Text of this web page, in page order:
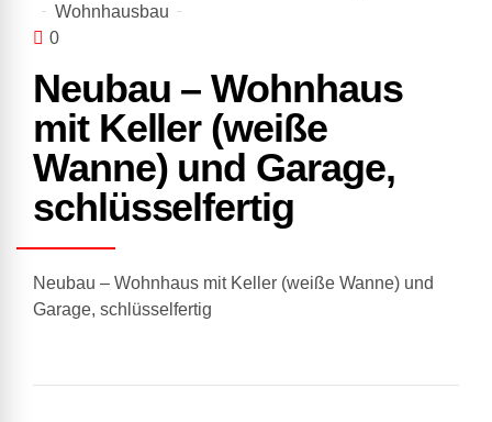
Wohnhausbau
0
Neubau – Wohnhaus
mit Keller (weiße
Wanne) und Garage,
schlüsselfertig
Neubau – Wohnhaus mit Keller (weiße Wanne) und
Garage, schlüsselfertig